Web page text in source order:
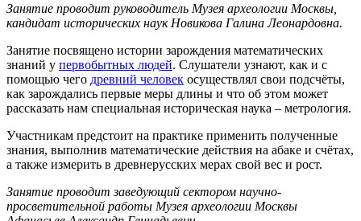
Занятие проводит руководитель Музея археологии Москвы,
кандидат исторических наук Новикова Галина Леонардовна.
Занятие посвящено истории зарождения математических
знаний у первобытных людей. Слушатели узнают, как и с
помощью чего древний человек осуществлял свои подсчёты,
как зарождались первые меры длины и что об этом может
рассказать нам специальная историческая наука – метрология.
Участникам предстоит на практике применить полученные
знания, выполнив математические действия на абаке и счётах,
а также измерить в древнерусских мерах свой вес и рост.
Занятие проводит заведующий сектором научно-
просветительной работы Музея археологии Москвы